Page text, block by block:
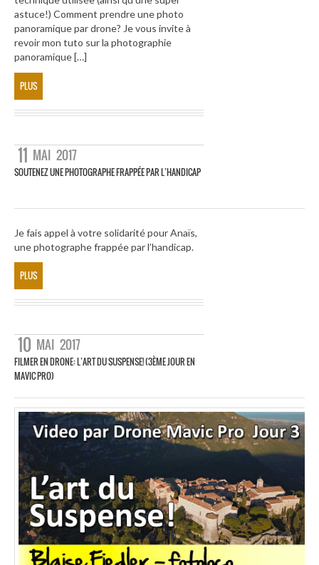
astuce!) Comment prendre une photo
panoramique par drone? Je vous invite à
revoir mon tuto sur la photographie
panoramique […]
PLUS
11 MAI 2017
SOUTENEZ UNE PHOTOGRAPHE FRAPPÉE PAR L’HANDICAP
Je fais appel à votre solidarité pour Anaïs,
une photographe frappée par l’handicap.
PLUS
10 MAI 2017
FILMER EN DRONE: L’ART DU SUSPENSE! (3ÈME JOUR EN
MAVIC PRO)